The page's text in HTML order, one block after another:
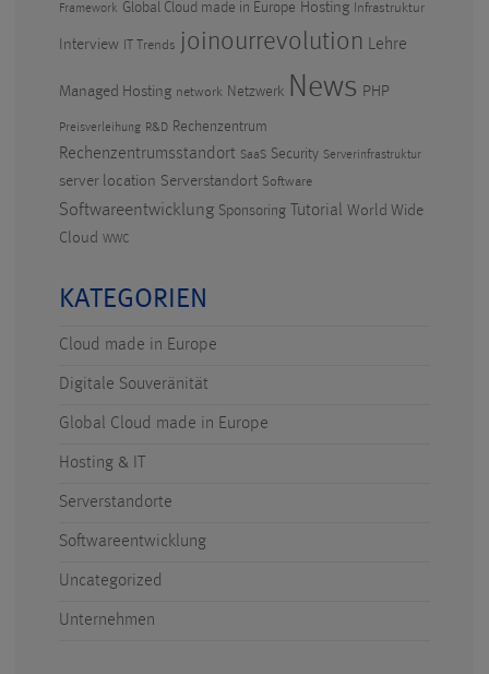
Framework Global Cloud made in Europe Hosting Infrastruktur
Interview IT Trends joinourrevolution Lehre
Managed Hosting network Netzwerk News PHP
Preisverleihung R&D Rechenzentrum
Rechenzentrumsstandort SaaS Security Serverinfrastruktur
server location Serverstandort Software
Softwareentwicklung Sponsoring Tutorial World Wide
Cloud WWC
KATEGORIEN
Cloud made in Europe
Digitale Souveränität
Global Cloud made in Europe
Hosting & IT
Serverstandorte
Softwareentwicklung
Uncategorized
Unternehmen